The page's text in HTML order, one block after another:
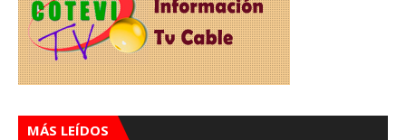
MÁS LEÍDOS